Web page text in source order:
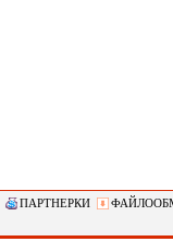
ПАРТНЕРКИ